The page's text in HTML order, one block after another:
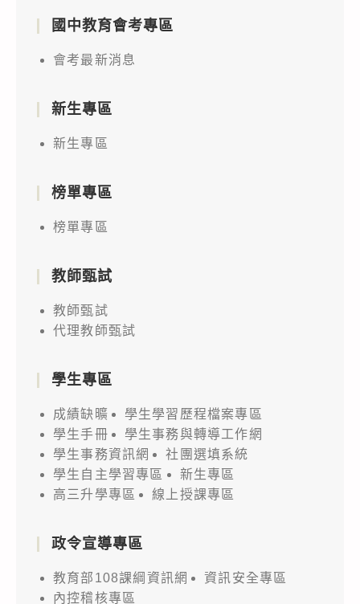
國中教育會考專區
會考最新消息
新生專區
新生專區
榜單專區
榜單專區
教師甄試
教師甄試
代理教師甄試
學生專區
成績缺曠
學生學習歷程檔案專區
學生手冊
學生事務與轉導工作網
學生事務資訊網
社團選填系統
學生自主學習專區
新生專區
高三升學專區
線上授課專區
政令宣導專區
教育部108課綱資訊網
資訊安全專區
內控稽核專區